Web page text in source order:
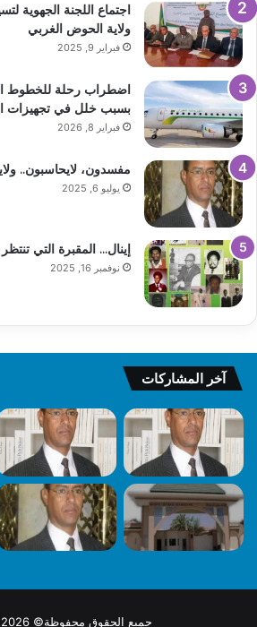
اجتماع اللجنة الجهوية
ولاية الحوض الغربي
فبراير 9, 2025
اضطراب رحلة للخطوط
بسبب خلل في تجهيزات
فبراير 8, 2026
مفسدون، لايحاسبون..
يوليو 6, 2025
إينال… المقبرة التي
نوفمبر 16, 2025
آخر المشاركات
جميع الحقوق محفوظة© 2026 الاتحاد